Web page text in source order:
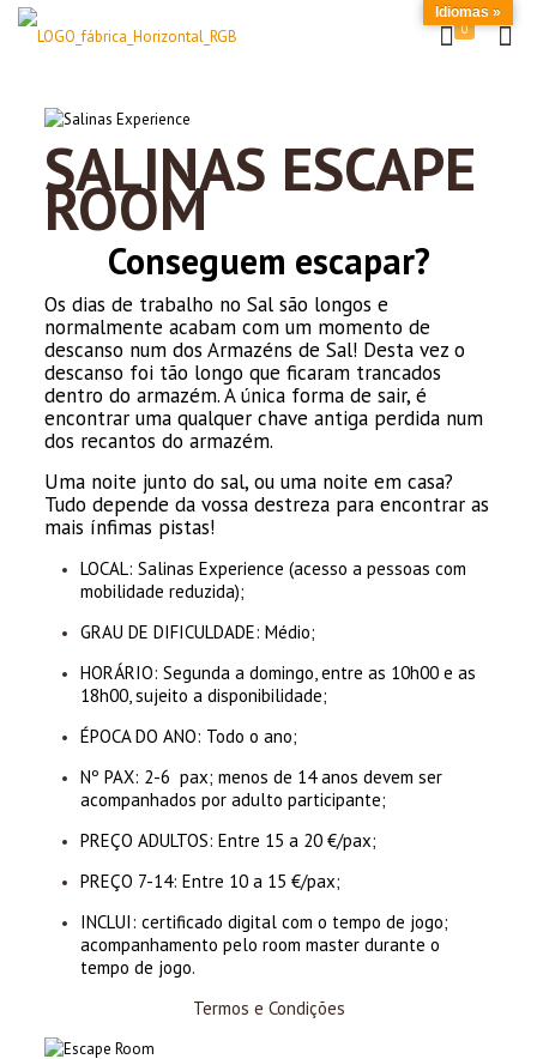
0
SALINAS ESCAPE
ROOM
Conseguem escapar?
Os dias de trabalho no Sal são longos e
normalmente acabam com um momento de
descanso num dos Armazéns de Sal! Desta vez o
descanso foi tão longo que ficaram trancados
dentro do armazém. A única forma de sair, é
encontrar uma qualquer chave antiga perdida num
dos recantos do armazém.
Uma noite junto do sal, ou uma noite em casa?
Tudo depende da vossa destreza para encontrar as
mais ínfimas pistas!
LOCAL: Salinas Experience (acesso a pessoas com
mobilidade reduzida);
GRAU DE DIFICULDADE: Médio;
HORÁRIO: Segunda a domingo, entre as 10h00 e as
18h00, sujeito a disponibilidade;
ÉPOCA DO ANO: Todo o ano;
Nº PAX: 2-6 pax; menos de 14 anos devem ser
acompanhados por adulto participante;
PREÇO ADULTOS: Entre 15 a 20 €/pax;
PREÇO 7-14: Entre 10 a 15 €/pax;
INCLUI: certificado digital com o tempo de jogo;
acompanhamento pelo room master durante o
tempo de jogo.
Termos e Condições
Idiomas »